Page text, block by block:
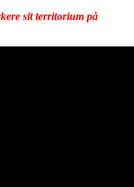
sit territorium på